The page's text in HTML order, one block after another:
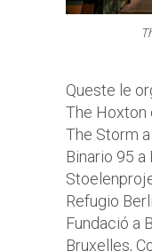
Queste le
The Hoxton
The Storm
Binario 95 a
Refugio
Fundació a
Bruxelles,